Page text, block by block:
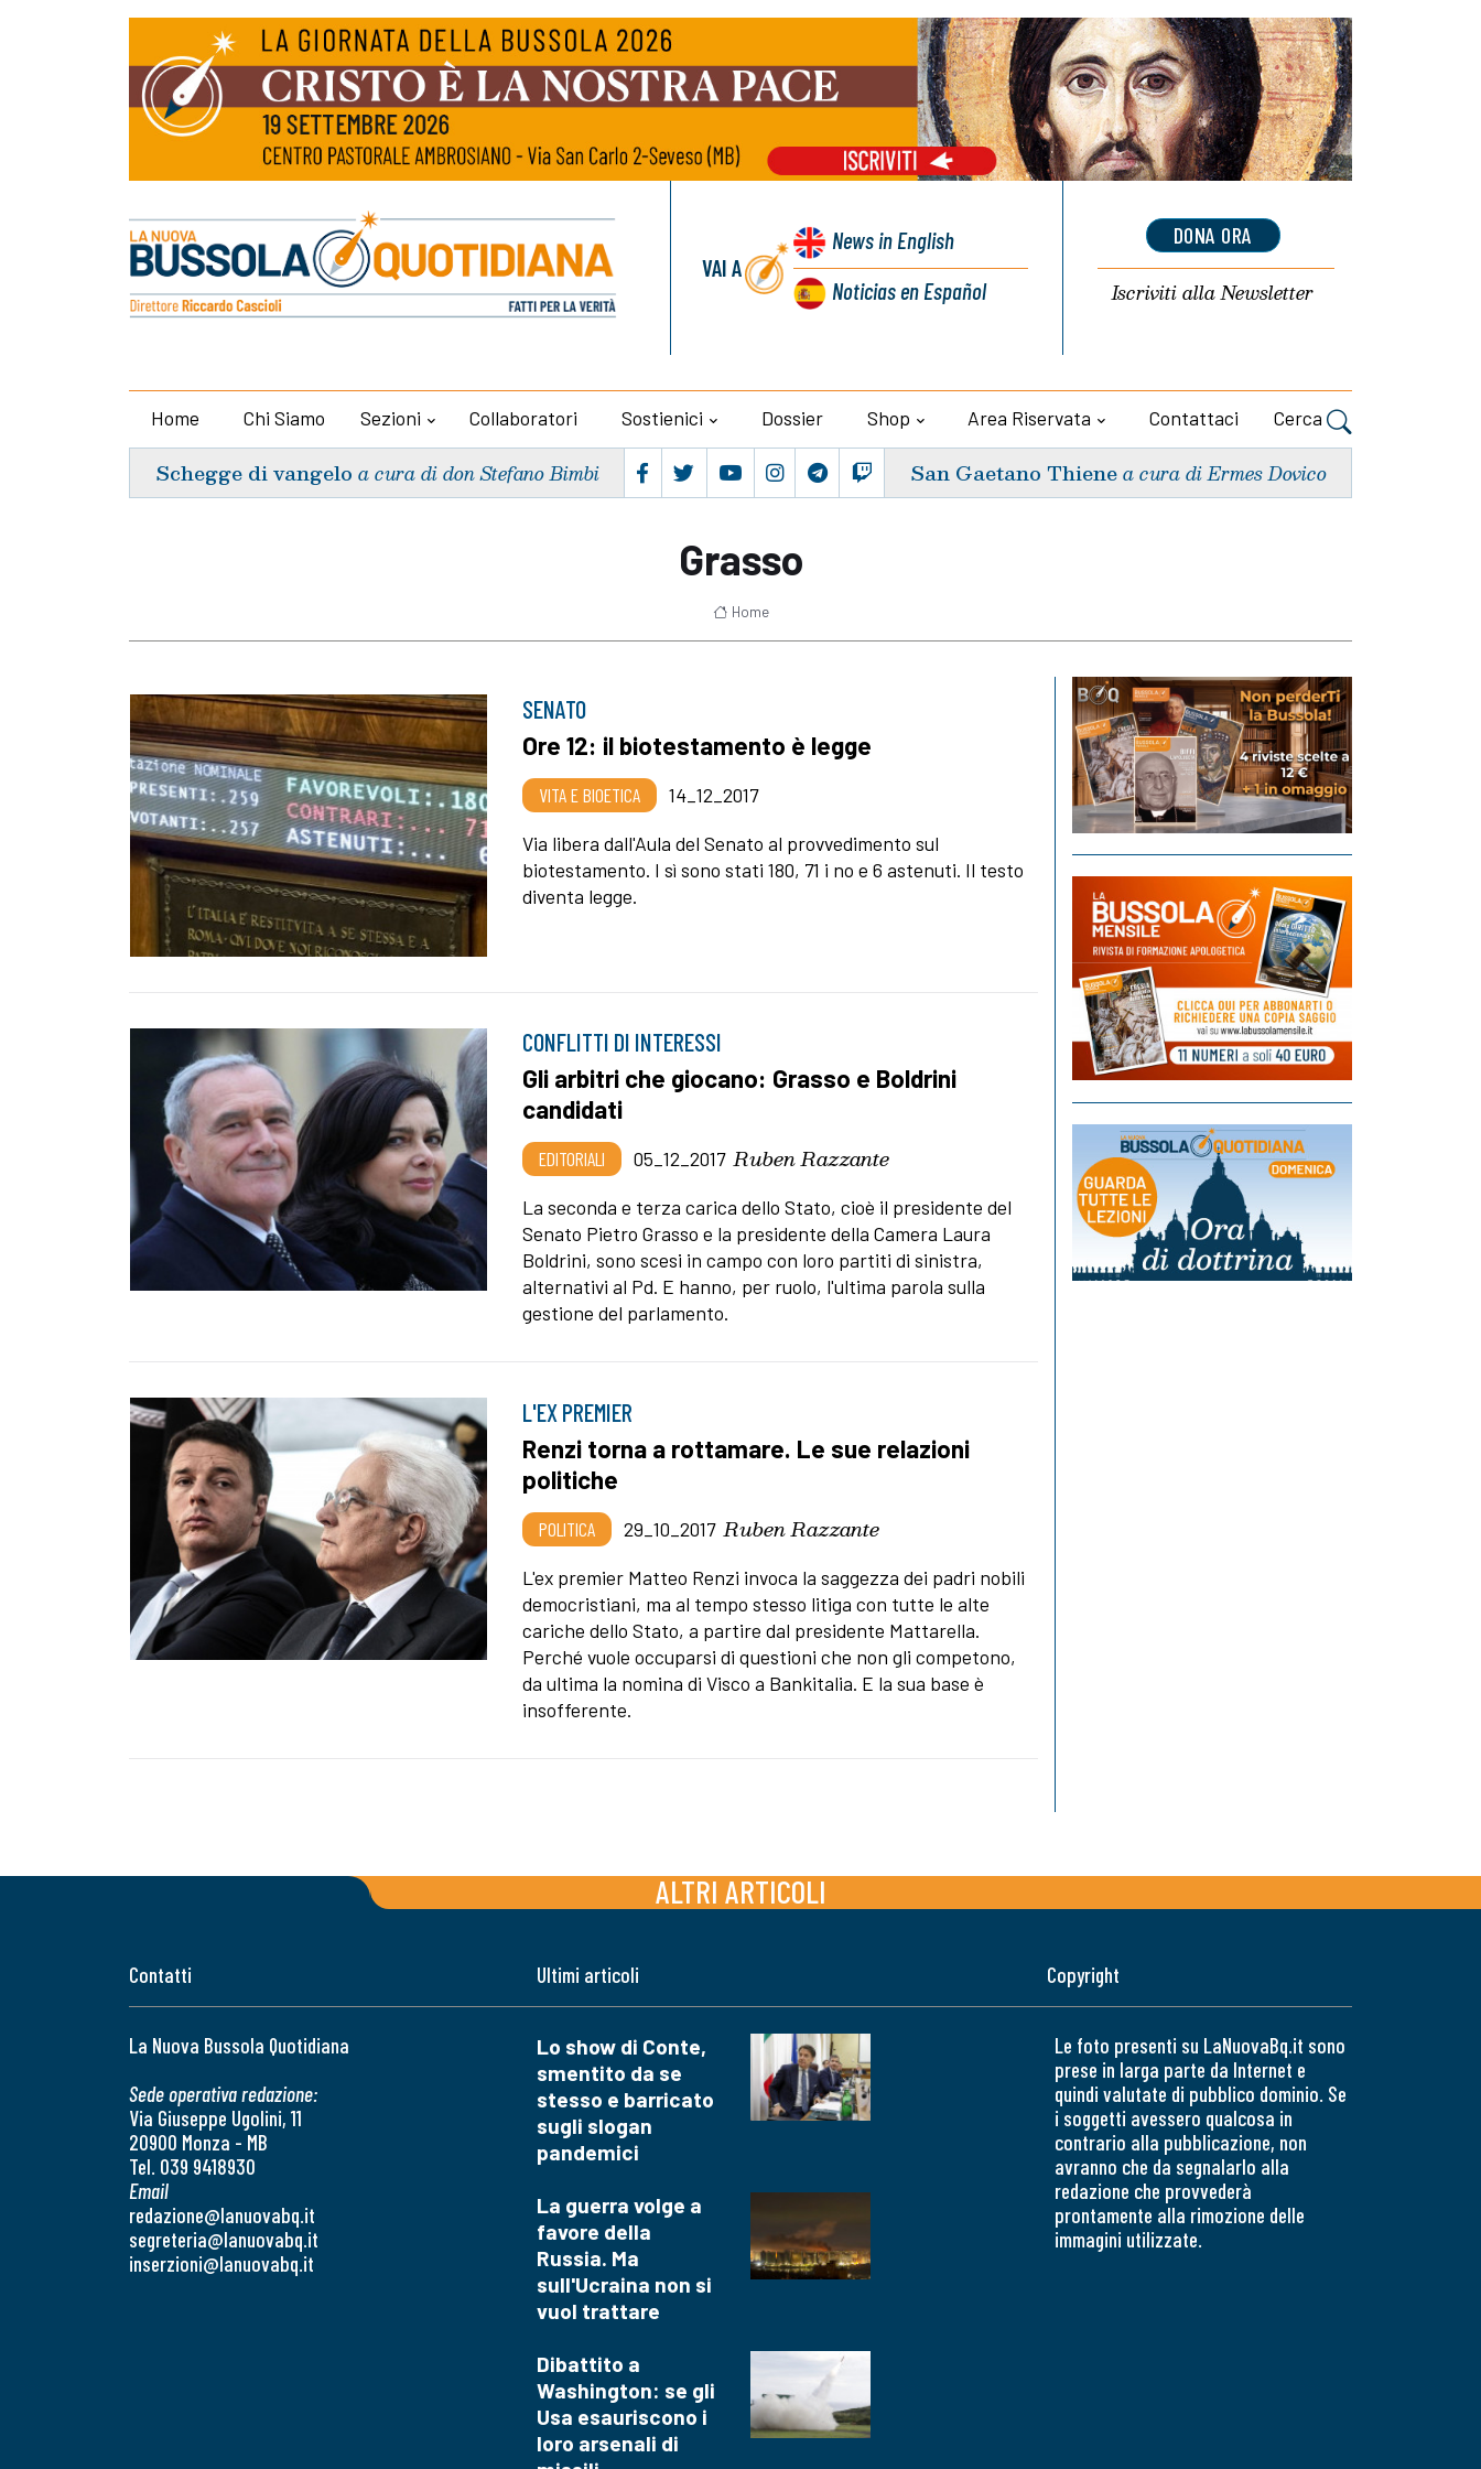
VAI A
Newsin English
Noticiasen Español
DONA ORA
Iscriviti allaNewsletter
Home Chi Siamo Sezioni Collaboratori Sostienici Dossier Shop Area Riservata Contattaci Cerca
Schegge di vangelo a cura di don Stefano Bimbi San Gaetano Thiene a cura di Ermes Dovico
Grasso
Home
SENATO
Ore 12: il biotestamento è legge
VITA E BIOETICA
14_12_2017
Via libera dall'Aula del Senato al provvedimento sul
biotestamento. I sì sono stati 180, 71 i no e 6 astenuti. Il testo
diventa legge.
CONFLITTI DI INTERESSI
Gli arbitri che giocano: Grasso e Boldrini
candidati
EDITORIALI 05_12_2017 Ruben Razzante
La seconda e terza carica dello Stato, cioè il presidente del
Senato Pietro Grasso e la presidente della Camera Laura
Boldrini, sono scesi in campo con loro partiti di sinistra,
alternativi al Pd. E hanno, per ruolo, l'ultima parola sulla
gestione del parlamento.
L'EX PREMIER
Renzi torna a rottamare. Le sue relazioni
politiche
POLITICA 29_10_2017 Ruben Razzante
L'ex premier Matteo Renzi invoca la saggezza dei padri nobili
democristiani, ma al tempo stesso litiga con tutte le alte
cariche dello Stato, a partire dal presidente Mattarella.
Perché vuole occuparsi di questioni che non gli competono,
da ultima la nomina di Visco a Bankitalia. E la sua base è
insofferente.
ALTRI ARTICOLI
Contatti
La Nuova Bussola Quotidiana
Sede operativa redazione:
Via Giuseppe Ugolini, 11
20900 Monza - MB
Tel. 039 9418930
Email
redazione@lanuovabq.it
segreteria@lanuovabq.it
inserzioni@lanuovabq.it
Ultimi articoli
Lo show di Conte,
smentito da se
stesso e barricato
sugli slogan
pandemici
La guerra volge a
favore della
Russia. Ma
sull'Ucraina non si
vuol trattare
Dibattito a
Washington: se gli
Usa esauriscono i
loro arsenali di
Copyright
Le foto presenti su LaNuovaBq.it sono
prese in larga parte da Internet e
quindi valutate di pubblico dominio. Se
i soggetti avessero qualcosa in
contrario alla pubblicazione, non
avranno che da segnalarlo alla
redazione che provvederà
prontamente alla rimozione delle
immagini utilizzate.